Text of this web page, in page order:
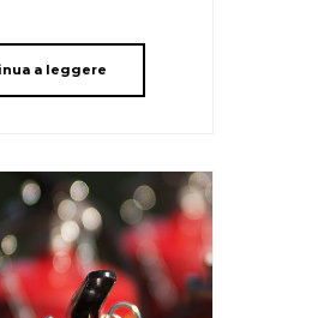
a leggere